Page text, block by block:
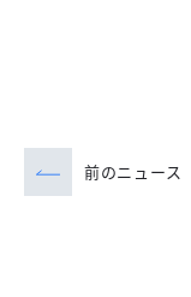
前のニュース